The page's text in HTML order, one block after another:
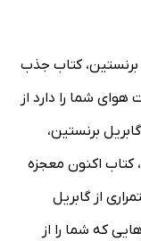
برنستین، کتاب جذب
هوای شما را دارد از
برنستین،
کتاب اکنون معجزه
از گابریل
که شما را از